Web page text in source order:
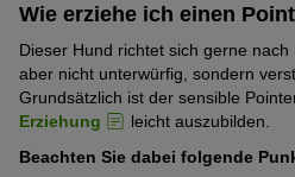
Kälteresistent
Als Spürhund geeignet
Als Assistenzhund geeignet
Wie erziehe ich einen
Dieser Hund richtet sich gerne
aber nicht unterwürfig, sondern
Grundsätzlich ist der sensible
Erziehung
leicht auszubilden.
Beachten Sie dabei folgende